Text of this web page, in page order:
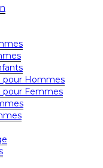
pour Hommes
pour Femmes